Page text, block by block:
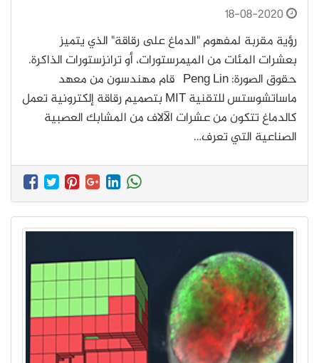
18-08-2020
رؤية مقربة لمفهوم "الدماغ على رقاقة" الذي يتميز
بعشرات المئات من الميمرستورات، أو ترانزستورات الذاكرة.
حقوق الصورة: Peng Lin قام مهندسون من معهد
ماساتشوستس للتقنية MIT بتصميم رقاقة إلكترونية تعمل
كالدماغ تتكون من عشرات الآلاف من المشابك العصبية
الصناعية التي تعرف…